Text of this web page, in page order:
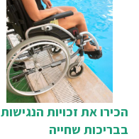
הכירו את זכויות הנגישות
בבריכות שחייה